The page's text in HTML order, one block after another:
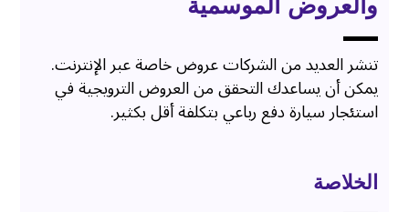
تنشر العديد من الشركات عروض خاصة عبر الإنترنت.
يمكن أن يساعدك التحقق من العروض الترويجية في
استئجار سيارة دفع رباعي بتكلفة أقل بكثير.
الخلاصة